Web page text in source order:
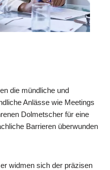
die mündliche und
Anlässe wie Meetings
Dolmetscher für eine
Barrieren überwunden
widmen sich der präzisen